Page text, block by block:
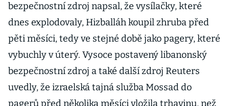
bezpečnostní zdroj napsal, že vysílačky, které
dnes explodovaly, Hizballáh koupil zhruba před
pěti měsíci, tedy ve stejné době jako pagery, které
vybuchly v úterý. Vysoce postavený libanonský
bezpečnostní zdroj a také další zdroj Reuters
uvedly, že izraelská tajná služba Mossad do
pagerů před několika měsíci vložila trhavinu, než